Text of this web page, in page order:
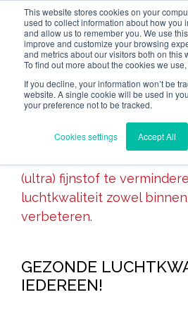
This website stores cookies on your
used to collect information about how you
and allow us to remember you. We use
improve and customize your browsing
and metrics about our visitors both on this
To find out more about the cookies we
If you decline, your information won’t be
website. A single cookie will be used in
your preference not to be tracked.
Cookies settings Accept All
GEZONDE
IEDEREEN
(ultra) fijnstof te
luchtkwaliteit zowel
verbeteren.
GEZONDE
IEDEREEN!